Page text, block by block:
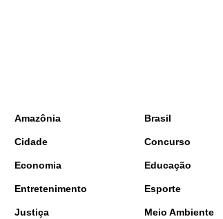
Amazônia Brasil
Cidade Concurso
Economia Educação
Entretenimento Esporte
Justiça Meio Ambiente